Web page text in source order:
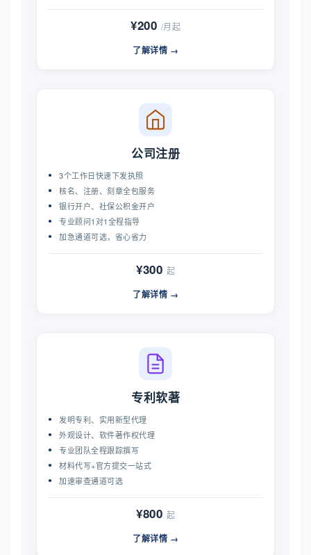
¥200 /月起
了解详情 →
公司注册
3个工作日快速下发执照
核名、注册、刻章全包服务
银行开户、社保公积金开户
专业顾问1对1全程指导
加急通道可选，省心省力
¥300 起
了解详情 →
专利软著
发明专利、实用新型代理
外观设计、软件著作权代理
专业团队全程跟踪撰写
材料代写+官方提交一站式
加速审查通道可选
¥800 起
了解详情 →